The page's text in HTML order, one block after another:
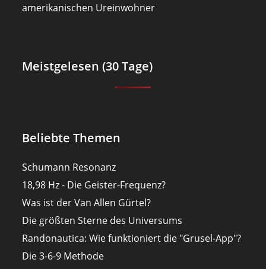
amerikanischen Ureinwohner
Meistgelesen (30 Tage)
Beliebte Themen
Schumann Resonanz
18,98 Hz - Die Geister-Frequenz?
Was ist der Van Allen Gürtel?
Die größten Sterne des Universums
Randonautica: Wie funktioniert die "Grusel-App"?
Die 3-6-9 Methode